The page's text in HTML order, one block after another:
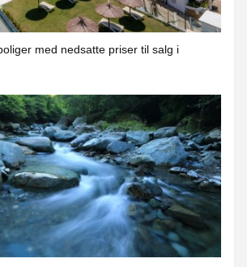
med nedsatte priser til salg i